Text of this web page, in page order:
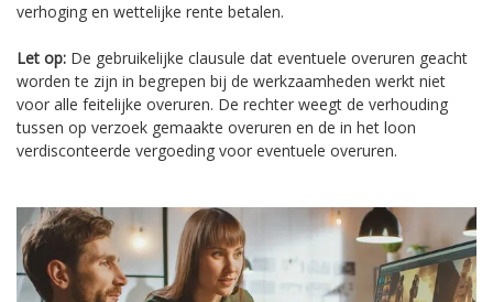
verhoging en wettelijke rente betalen.
Let op: De gebruikelijke clausule dat eventuele overuren geacht
worden te zijn in begrepen bij de werkzaamheden werkt niet
voor alle feitelijke overuren. De rechter weegt de verhouding
tussen op verzoek gemaakte overuren en de in het loon
verdisconteerde vergoeding voor eventuele overuren.